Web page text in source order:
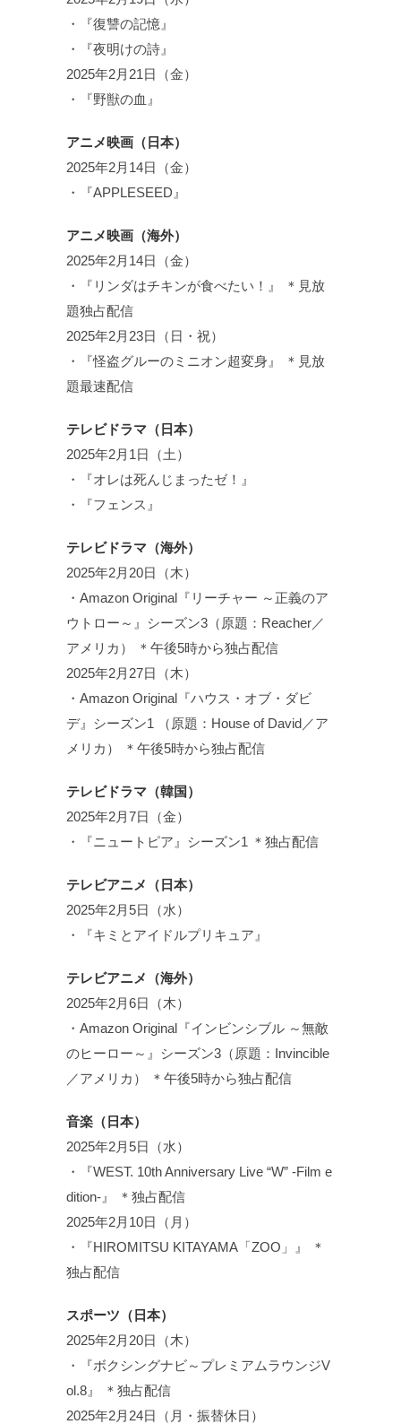
・『復讐の記憶』
・『夜明けの詩』
2025年2月21日（金）
・『野獣の血』
アニメ映画（日本）
2025年2月14日（金）
・『APPLESEED』
アニメ映画（海外）
2025年2月14日（金）
・『リンダはチキンが食べたい！』 ＊見放
題独占配信
2025年2月23日（日・祝）
・『怪盗グルーのミニオン超変身』 ＊見放
題最速配信
テレビドラマ（日本）
2025年2月1日（土）
・『オレは死んじまったゼ！』
・『フェンス』
テレビドラマ（海外）
2025年2月20日（木）
・Amazon Original『リーチャー ～正義のア
ウトロー～』シーズン3（原題：Reacher／
アメリカ） ＊午後5時から独占配信
2025年2月27日（木）
・Amazon Original『ハウス・オブ・ダビ
デ』シーズン1 （原題：House of David／ア
メリカ） ＊午後5時から独占配信
テレビドラマ（韓国）
2025年2月7日（金）
・『ニュートピア』シーズン1 ＊独占配信
テレビアニメ（日本）
2025年2月5日（水）
・『キミとアイドルプリキュア』
テレビアニメ（海外）
2025年2月6日（木）
・Amazon Original『インビンシブル ～無敵
のヒーロー～』シーズン3（原題：Invincible
／アメリカ） ＊午後5時から独占配信
音楽（日本）
2025年2月5日（水）
・『WEST. 10th Anniversary Live “W” -Film e
dition-』 ＊独占配信
2025年2月10日（月）
・『HIROMITSU KITAYAMA「ZOO」』 ＊
独占配信
スポーツ（日本）
2025年2月20日（木）
・『ボクシングナビ～プレミアムラウンジV
ol.8』 ＊独占配信
2025年2月24日（月・振替休日）